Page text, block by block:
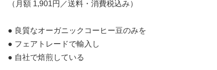
（月額 1,901円／送料・消費税込み）
● 良質なオーガニックコーヒー豆のみを
● フェアトレードで輸入し
● 自社で焙煎している